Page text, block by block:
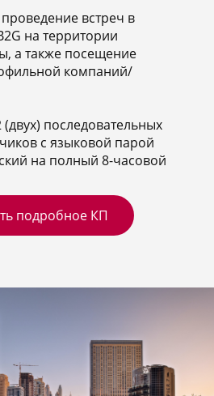
встреч в
на территории
а также посещение
компаний/
(двух) последовательных
с языковой парой
на полный 8-часовой
подробное КП